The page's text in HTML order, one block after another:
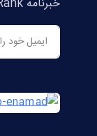
خبرنامه KWRank عضو شوید.